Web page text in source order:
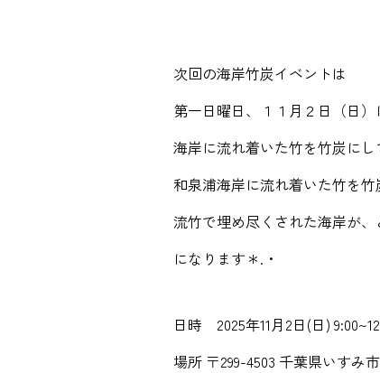
次回の海岸竹炭イベントは
第一日曜日、１１月２日（日）
海岸に流れ着いた竹を竹炭に
和泉浦海岸に流れ着いた竹を竹
流竹で埋め尽くされた海岸が
になります＊.・
日時 2025年11月2日(日)
場所 〒299-4503 千葉県いすみ